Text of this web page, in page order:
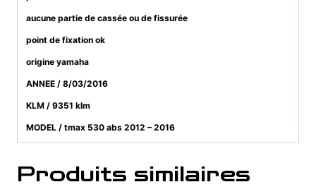
aucune partie de cassée ou de fissurée
point de fixation ok
origine yamaha
ANNEE / 8/03/2016
KLM / 9351 klm
MODEL / tmax 530 abs 2012 – 2016
Produits similaires